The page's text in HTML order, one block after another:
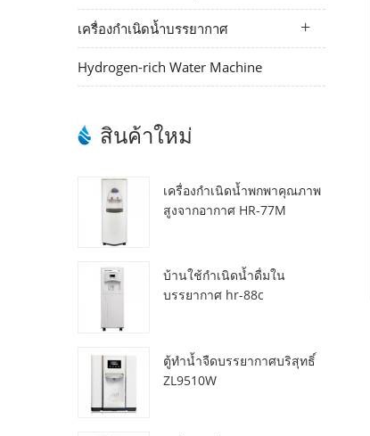
เครื่องกำเนิดน้ำบรรยากาศ
Hydrogen-rich Water Machine
สินค้าใหม่
เครื่องกำเนิดน้ำพกพาคุณภาพ
สูงจากอากาศ HR-77M
บ้านใช้กำเนิดน้ำดื่มใน
บรรยากาศ hr-88c
ตู้ทำน้ำจืดบรรยากาศบริสุทธิ์
ZL9510W